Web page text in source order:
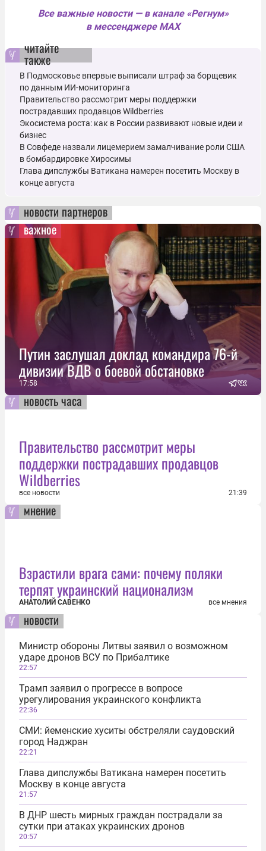
Все важные новости — в канале «Регнум»
в мессенджере MAX
читайте
также
В Подмосковье впервые выписали штраф за борщевик
по данным ИИ-мониторинга
Правительство рассмотрит меры поддержки
пострадавших продавцов Wildberries
Экосистема роста: как в России развивают новые идеи и
бизнес
В Совфеде назвали лицемерием замалчивание роли США
в бомбардировке Хиросимы
Глава дипслужбы Ватикана намерен посетить Москву в
конце августа
новости партнеров
важное
Путин заслушал доклад командира 76-й
дивизии ВДВ о боевой обстановке
17:58
новость часа
Правительство рассмотрит меры
поддержки пострадавших продавцов
Wildberries
все новости 21:39
мнение
Взрастили врага сами: почему поляки
терпят украинский национализм
АНАТОЛИЙ САВЕНКО все мнения
новости
Министр обороны Литвы заявил о возможном
ударе дронов ВСУ по Прибалтике
22:57
Трамп заявил о прогрессе в вопросе
урегулирования украинского конфликта
22:36
СМИ: йеменские хуситы обстреляли саудовский
город Наджран
22:21
Глава дипслужбы Ватикана намерен посетить
Москву в конце августа
21:57
В ДНР шесть мирных граждан пострадали за
сутки при атаках украинских дронов
20:57